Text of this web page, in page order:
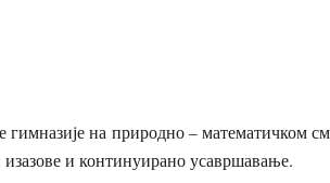
на природно – математичком
изазове и континуирано усавршавање.